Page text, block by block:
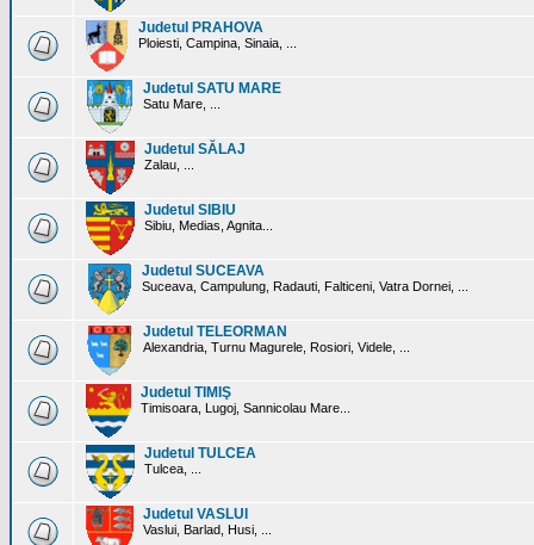
Judetul PRAHOVA
Ploiesti, Campina, Sinaia, ...
Judetul SATU MARE
Satu Mare, ...
Judetul SĂLAJ
Zalau, ...
Judetul SIBIU
Sibiu, Medias, Agnita...
Judetul SUCEAVA
Suceava, Campulung, Radauti, Falticeni, Vatra Dornei, ...
Judetul TELEORMAN
Alexandria, Turnu Magurele, Rosiori, Videle, ...
Judetul TIMIŞ
Timisoara, Lugoj, Sannicolau Mare...
Judetul TULCEA
Tulcea, ...
Judetul VASLUI
Vaslui, Barlad, Husi, ...